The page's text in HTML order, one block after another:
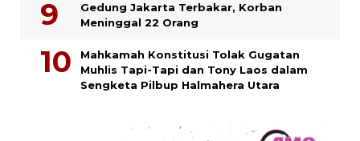
Gedung Jakarta Terbakar, Korban
Meninggal 22 Orang
Mahkamah Konstitusi Tolak Gugatan
Muhlis Tapi-Tapi dan Tony Laos dalam
Sengketa Pilbup Halmahera Utara